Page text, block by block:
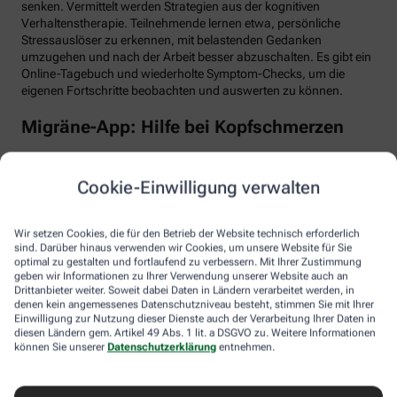
Cookie-Einwilligung verwalten
Wir setzen Cookies, die für den Betrieb der Website technisch erforderlich
sind. Darüber hinaus verwenden wir Cookies, um unsere Website für Sie
optimal zu gestalten und fortlaufend zu verbessern. Mit Ihrer Zustimmung
geben wir Informationen zu Ihrer Verwendung unserer Website auch an
Drittanbieter weiter. Soweit dabei Daten in Ländern verarbeitet werden, in
denen kein angemessenes Datenschutzniveau besteht, stimmen Sie mit Ihrer
Einwilligung zur Nutzung dieser Dienste auch der Verarbeitung Ihrer Daten in
diesen Ländern gem. Artikel 49 Abs. 1 lit. a DSGVO zu. Weitere Informationen
können Sie unserer Datenschutzerklärung entnehmen.
senken. Vermittelt werden Strategien aus der kognitiven
Verhaltenstherapie. Teilnehmende lernen etwa, persönliche
Stressauslöser zu erkennen, mit belastenden Gedanken
umzugehen und nach der Arbeit besser abzuschalten. Es gibt ein
Online-Tagebuch und wiederholte Symptom-Checks, um die
eigenen Fortschritte beobachten und auswerten zu können.
Migräne-App: Hilfe bei Kopfschmerzen
renommierten Schmerzklinik Kiel lässt sich übersichtlich
Das kann helfen, persönliche Muster zu erkennen und die
Attacken besser zu behandeln, etwa durch den optimalen
Einnahmezeitpunkt von Migräne-Medikamenten. Darüber hinaus
stellt die App viele nützliche Informationen zu Migräne bereit
sowie aktive Verfahren zur Entspannung und Stressbewältigung.
Aimo gesund bewegt: Digitaler Personal
Trainer